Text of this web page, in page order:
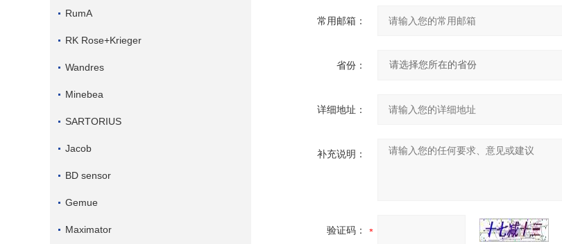
RumA
RK Rose+Krieger
Wandres
Minebea
SARTORIUS
Jacob
BD sensor
Gemue
Maximator
常用邮箱：
省份：
详细地址：
补充说明：
验证码：